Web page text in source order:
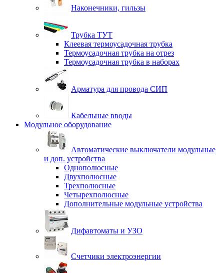
Наконечники, гильзы
Трубка ТУТ
Клеевая термоусадочная трубка
Термоусадочная трубка на отрез
Термоусадочная трубка в наборах
Арматура для провода СИП
Кабельные вводы
Модульное оборудование
Автоматические выключатели модульные
и доп. устройства
Однополюсные
Двухполюсные
Трехполюсные
Четырехполюсные
Дополнительные модульные устройства
Дифавтоматы и УЗО
Счетчики электроэнергии